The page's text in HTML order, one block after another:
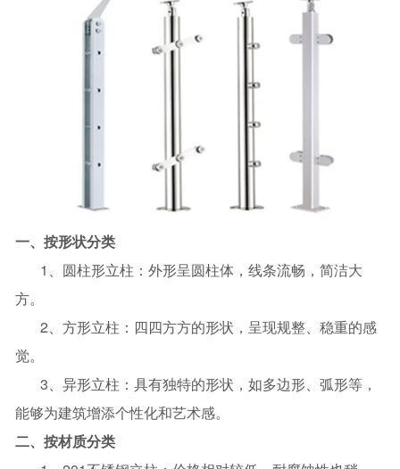
一、按形状分类
1、圆柱形立柱：外形呈圆柱体，线条流畅，简洁大
方。
2、方形立柱：四四方方的形状，呈现规整、稳重的感
觉。
3、异形立柱：具有独特的形状，如多边形、弧形等，
能够为建筑增添个性化和艺术感。
二、按材质分类